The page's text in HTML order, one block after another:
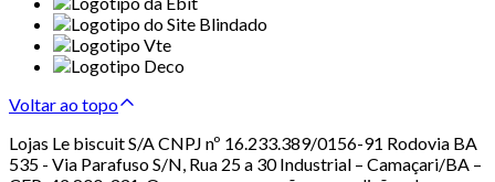
Voltar ao topo
Lojas Le biscuit S/A CNPJ nº 16.233.389/0156-91 Rodovia BA
535 - Via Parafuso S/N, Rua 25 a 30 Industrial – Camaçari/BA –